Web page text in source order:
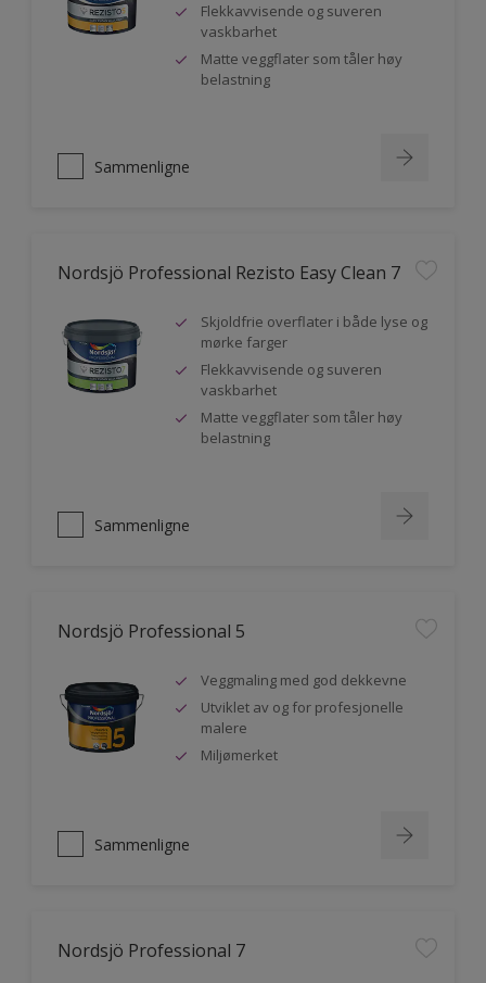
Flekkavvisende og suveren
vaskbarhet
Matte veggflater som tåler høy
belastning
Sammenligne
Nordsjö Professional Rezisto Easy Clean 7
Skjoldfrie overflater i både lyse og
mørke farger
Flekkavvisende og suveren
vaskbarhet
Matte veggflater som tåler høy
belastning
Sammenligne
Nordsjö Professional 5
Veggmaling med god dekkevne
Utviklet av og for profesjonelle
malere
Miljømerket
Sammenligne
Nordsjö Professional 7